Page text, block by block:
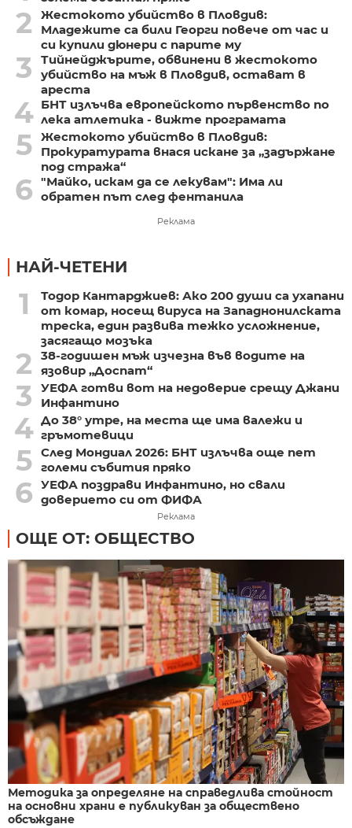
2
Жестокото убийство в Пловдив:
Младежите са били Георги повече от час и
си купили дюнери с парите му
3
Тийнейджърите, обвинени в жестокото
убийство на мъж в Пловдив, остават в
ареста
4 БНТ излъчва европейското първенство по
лека атлетика - вижте програмата
5 Жестокото убийство в Пловдив:
Прокуратурата внася искане за „задържане
под стража“
6 "Майко, искам да се лекувам": Има ли
обратен път след фентанила
Реклама
НАЙ-ЧЕТЕНИ
1
Тодор Кантарджиев: Ако 200 души са ухапани
от комар, носещ вируса на Западнонилската
треска, един развива тежко усложнение,
засягащо мозъка
2
38-годишен мъж изчезна във водите на
язовир „Доспат“
3
УЕФА готви вот на недоверие срещу Джани
Инфантино
4 До 38° утре, на места ще има валежи и
гръмотевици
5 След Мондиал 2026: БНТ излъчва още пет
големи събития пряко
6 УЕФА поздрави Инфантино, но свали
доверието си от ФИФА
Реклама
ОЩЕ ОТ: ОБЩЕСТВО
Методика за определяне на справедлива стойност
на основни храни е публикуван за обществено
обсъждане